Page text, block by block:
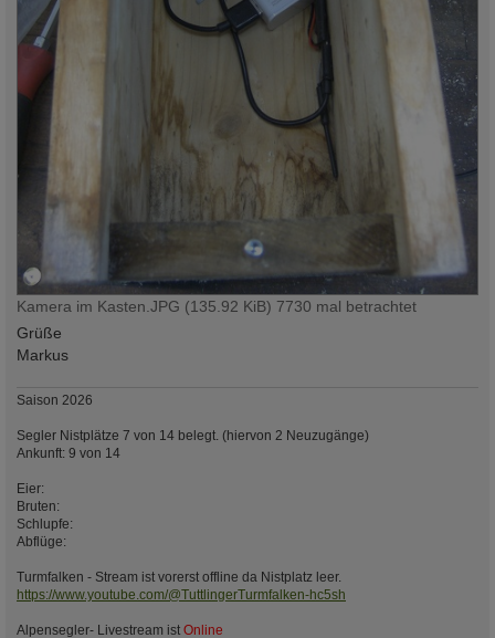
Kamera im Kasten.JPG (135.92 KiB) 7730 mal betrachtet
Grüße
Markus
Saison 2026
Segler Nistplätze 7 von 14 belegt. (hiervon 2 Neuzugänge)
Ankunft: 9 von 14
Eier:
Bruten:
Schlupfe:
Abflüge:
Turmfalken - Stream ist vorerst offline da Nistplatz leer.
https://www.youtube.com/@TuttlingerTurmfalken-hc5sh
Alpensegler- Livestream ist Online